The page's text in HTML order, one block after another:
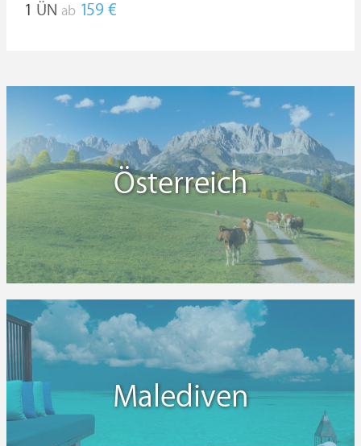
1 ÜN ab 159 €
Österreich
Malediven